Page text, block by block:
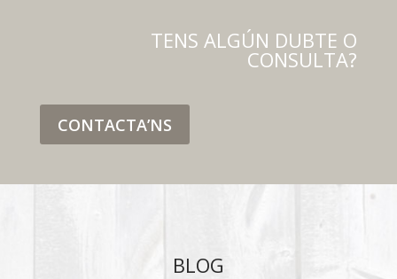
TENS ALGÚN DUBTE O
CONSULTA?
CONTACTA’NS
BLOG